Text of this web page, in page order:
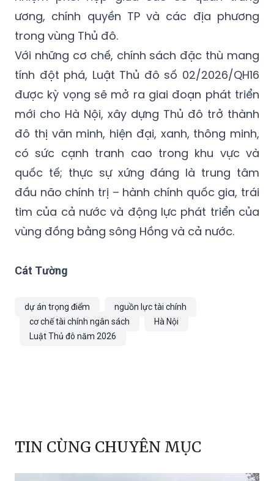
ương, chính quyền TP và các địa phương
trong vùng Thủ đô.
Với những cơ chế, chính sách đặc thù mang
tính đột phá, Luật Thủ đô số 02/2026/QH16
được kỳ vọng sẽ mở ra giai đoạn phát triển
mới cho Hà Nội, xây dựng Thủ đô trở thành
đô thị văn minh, hiện đại, xanh, thông minh,
có sức cạnh tranh cao trong khu vực và
quốc tế; thực sự xứng đáng là trung tâm
đầu não chính trị – hành chính quốc gia, trái
tim của cả nước và động lực phát triển của
vùng đồng bằng sông Hồng và cả nước.
Cát Tường
dự án trọng điểm
nguồn lực tài chính
cơ chế tài chính ngân sách
Hà Nội
Luật Thủ đô năm 2026
TIN CÙNG CHUYÊN MỤC